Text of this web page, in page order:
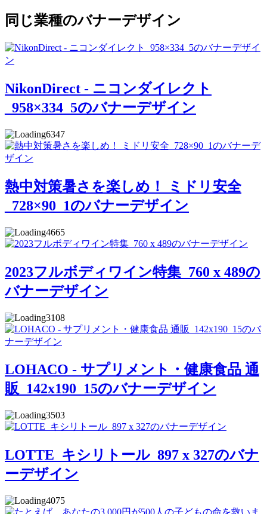
同じ業種のバナーデザイン
NikonDirect - ニコンダイレクト
_958×334_5のバナーデザイン
6347
熱中対策暑さを楽しめ！ ミドリ安全
_728×90_1のバナーデザイン
4665
2023フルボディワイン特集_760 x 489の
バナーデザイン
3108
LOHACO - サプリメント・健康食品 通
販_142x190_15のバナーデザイン
3503
LOTTE_キシリトール_897 x 327のバナ
ーデザイン
4075